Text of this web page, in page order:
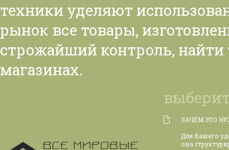
техники уделяют
рынок все товары,
строжайший контроль,
магазинах.
ЗАЧЕМ ЭТО
Для Вашего
она